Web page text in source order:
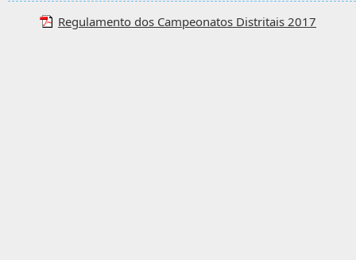
Regulamento dos Campeonatos Distritais 2017